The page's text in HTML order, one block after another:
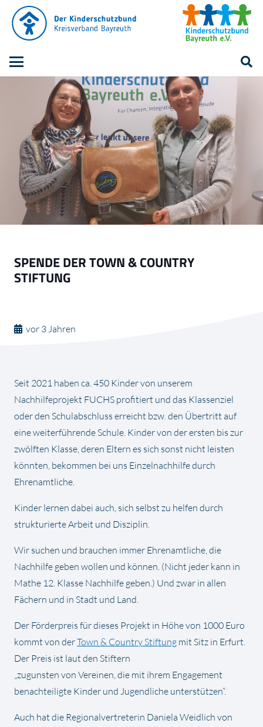
SPENDE DER TOWN & COUNTRY
STIFTUNG
vor 3 Jahren
Seit 2021 haben ca. 450 Kinder von unserem
Nachhilfeprojekt FUCHS profitiert und das Klassenziel
oder den Schulabschluss erreicht bzw. den Übertritt auf
eine weiterführende Schule. Kinder von der ersten bis zur
zwölften Klasse, deren Eltern es sich sonst nicht leisten
könnten, bekommen bei uns Einzelnachhilfe durch
Ehrenamtliche.
Kinder lernen dabei auch, sich selbst zu helfen durch
strukturierte Arbeit und Disziplin.
Wir suchen und brauchen immer Ehrenamtliche, die
Nachhilfe geben wollen und können. (Nicht jeder kann in
Mathe 12. Klasse Nachhilfe geben.) Und zwar in allen
Fächern und in Stadt und Land.
Der Förderpreis für dieses Projekt in Höhe von 1000 Euro
kommt von derTown & Country Stiftung mit Sitz in Erfurt.
Der Preis ist laut den Stiftern
„zugunsten von Vereinen, die mit ihrem Engagement
benachteiligte Kinder und Jugendliche unterstützen“.
Auch hat die Regionalvertreterin Daniela Weidlich von